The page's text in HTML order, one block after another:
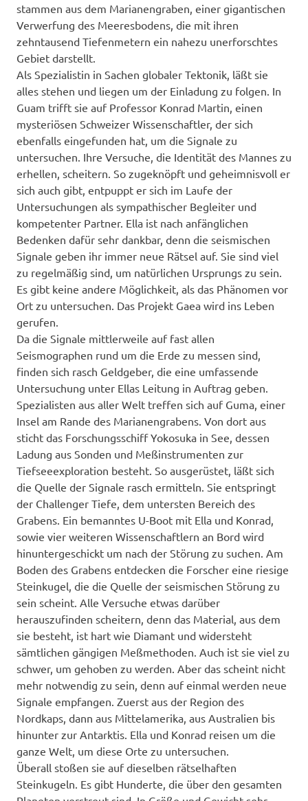
stammen aus dem Marianengraben, einer gigantischen
Verwerfung des Meeresbodens, die mit ihren
zehntausend Tiefenmetern ein nahezu unerforschtes
Gebiet darstellt.
Als Spezialistin in Sachen globaler Tektonik, läßt sie
alles stehen und liegen um der Einladung zu folgen. In
Guam trifft sie auf Professor Konrad Martin, einen
mysteriösen Schweizer Wissenschaftler, der sich
ebenfalls eingefunden hat, um die Signale zu
untersuchen. Ihre Versuche, die Identität des Mannes zu
erhellen, scheitern. So zugeknöpft und geheimnisvoll er
sich auch gibt, entpuppt er sich im Laufe der
Untersuchungen als sympathischer Begleiter und
kompetenter Partner. Ella ist nach anfänglichen
Bedenken dafür sehr dankbar, denn die seismischen
Signale geben ihr immer neue Rätsel auf. Sie sind viel
zu regelmäßig sind, um natürlichen Ursprungs zu sein.
Es gibt keine andere Möglichkeit, als das Phänomen vor
Ort zu untersuchen. Das Projekt Gaea wird ins Leben
gerufen.
Da die Signale mittlerweile auf fast allen
Seismographen rund um die Erde zu messen sind,
finden sich rasch Geldgeber, die eine umfassende
Untersuchung unter Ellas Leitung in Auftrag geben.
Spezialisten aus aller Welt treffen sich auf Guma, einer
Insel am Rande des Marianengrabens. Von dort aus
sticht das Forschungsschiff Yokosuka in See, dessen
Ladung aus Sonden und Meßinstrumenten zur
Tiefseeexploration besteht. So ausgerüstet, läßt sich
die Quelle der Signale rasch ermitteln. Sie entspringt
der Challenger Tiefe, dem untersten Bereich des
Grabens. Ein bemanntes U-Boot mit Ella und Konrad,
sowie vier weiteren Wissenschaftlern an Bord wird
hinuntergeschickt um nach der Störung zu suchen. Am
Boden des Grabens entdecken die Forscher eine riesige
Steinkugel, die die Quelle der seismischen Störung zu
sein scheint. Alle Versuche etwas darüber
herauszufinden scheitern, denn das Material, aus dem
sie besteht, ist hart wie Diamant und widersteht
sämtlichen gängigen Meßmethoden. Auch ist sie viel zu
schwer, um gehoben zu werden. Aber das scheint nicht
mehr notwendig zu sein, denn auf einmal werden neue
Signale empfangen. Zuerst aus der Region des
Nordkaps, dann aus Mittelamerika, aus Australien bis
hinunter zur Antarktis. Ella und Konrad reisen um die
ganze Welt, um diese Orte zu untersuchen.
Überall stoßen sie auf dieselben rätselhaften
Steinkugeln. Es gibt Hunderte, die über den gesamten